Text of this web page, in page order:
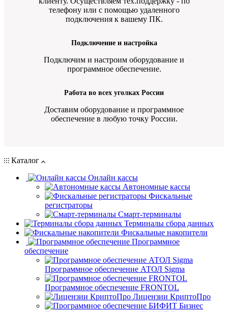
телефону или с помощью удаленного
подключения к вашему ПК.
Подключение и настройка
Подключим и настроим оборудование и
программное обеспечение.
Работа во всех уголках России
Доставим оборудование и программное
обеспечение в любую точку России.
Каталог
Онлайн кассы
Автономные кассы
Фискальные
регистраторы
Смарт-терминалы
Терминалы сбора данных
Фискальные накопители
Программное
обеспечение
Программное обеспечение АТОЛ Sigma
Программное обеспечение FRONTOL
Лицензии КриптоПро